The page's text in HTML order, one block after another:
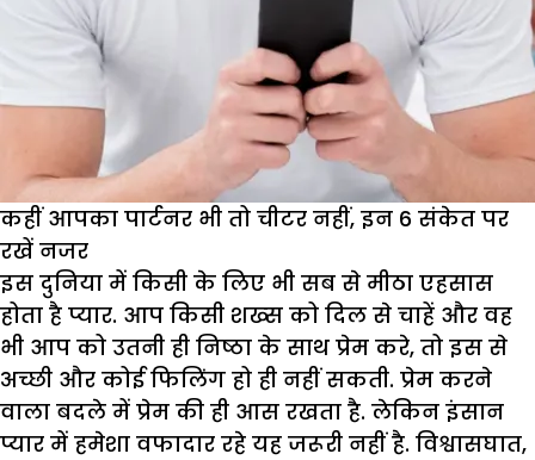
कहीं आपका पार्टनर भी तो चीटर नहीं, इन 6 संकेत पर
रखें नजर
इस दुनिया में किसी के लिए भी सब से मीठा एहसास
होता है प्यार. आप किसी शख्स को दिल से चाहें और वह
भी आप को उतनी ही निष्ठा के साथ प्रेम करे, तो इस से
अच्छी और कोई फिलिंग हो ही नहीं सकती. प्रेम करने
वाला बदले में प्रेम की ही आस रखता है. लेकिन इंसान
प्यार में हमेशा वफादार रहे यह जरूरी नहीं है. विश्वासघात,